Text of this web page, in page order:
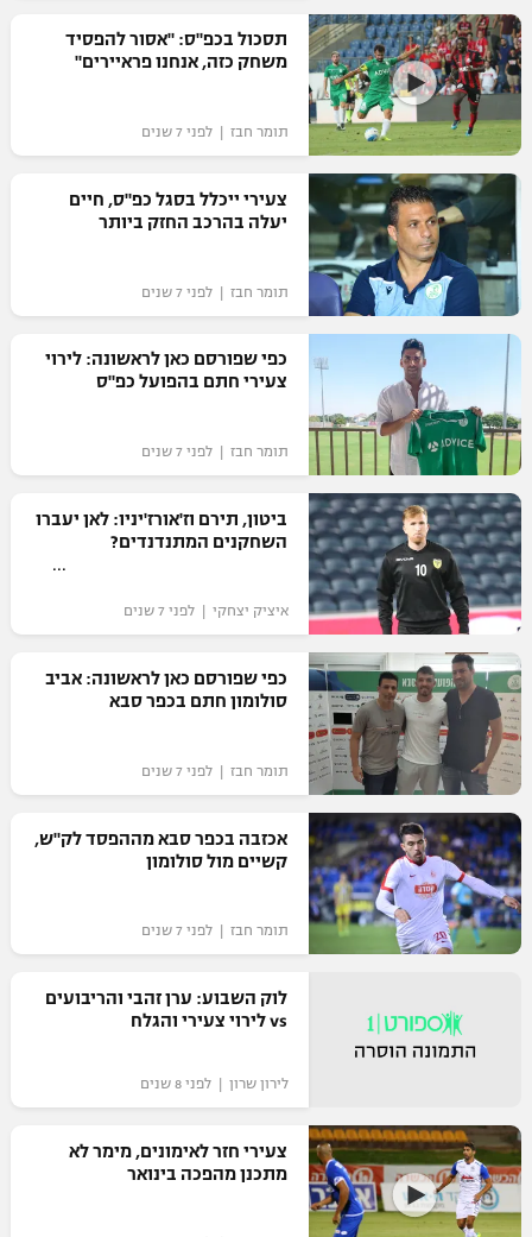
משתתפים וזוכים בפרסים
תקנון משתתפים וזוכים בפרסים
תקנון עבור פעילות אלקטרה
תקנון עבור פעילות ספורט 1 – "מרלן"
טניס
גיימינג E-Sports
תנאי שימוש
מדיניות פרטיות
תקנון פעילות ספורט 1
רשיון להקרנה פומבית לבית עסק
הצטרפות לחבילת הערוצים
לוח דרושים – ג'ובנט
תגיות
המגזין
ספורט מוטורי
כדורמים
פוטבול אמריקאי NFL
בייסבול MLB
ספורט אתגרי ואקסטרים
אומנויות לחימה
גיימינג E-Sports
תסכול בכפ"ס: "אסור להפסיד
משחק כזה, אנחנו פראיירים"
תומר חבז | לפני 7 שנים
צעירי ייכלל בסגל כפ"ס, חיים
יעלה בהרכב החזק ביותר
תומר חבז | לפני 7 שנים
כפי שפורסם כאן לראשונה: לירוי
צעירי חתם בהפועל כפ"ס
תומר חבז | לפני 7 שנים
ביטון, תירם וז'אורז'יניו: לאן יעברו
השחקנים המתנדנדים?
איציק יצחקי | לפני 7 שנים
כפי שפורסם כאן לראשונה: אביב
סולומון חתם בכפר סבא
תומר חבז | לפני 7 שנים
אכזבה בכפר סבא מההפסד לק"ש,
קשיים מול סולומון
תומר חבז | לפני 7 שנים
לוק השבוע: ערן זהבי והריבועים
vs לירוי צעירי והגלח
לירון שרון | לפני 8 שנים
צעירי חזר לאימונים, מימר לא
מתכנן מהפכה בינואר